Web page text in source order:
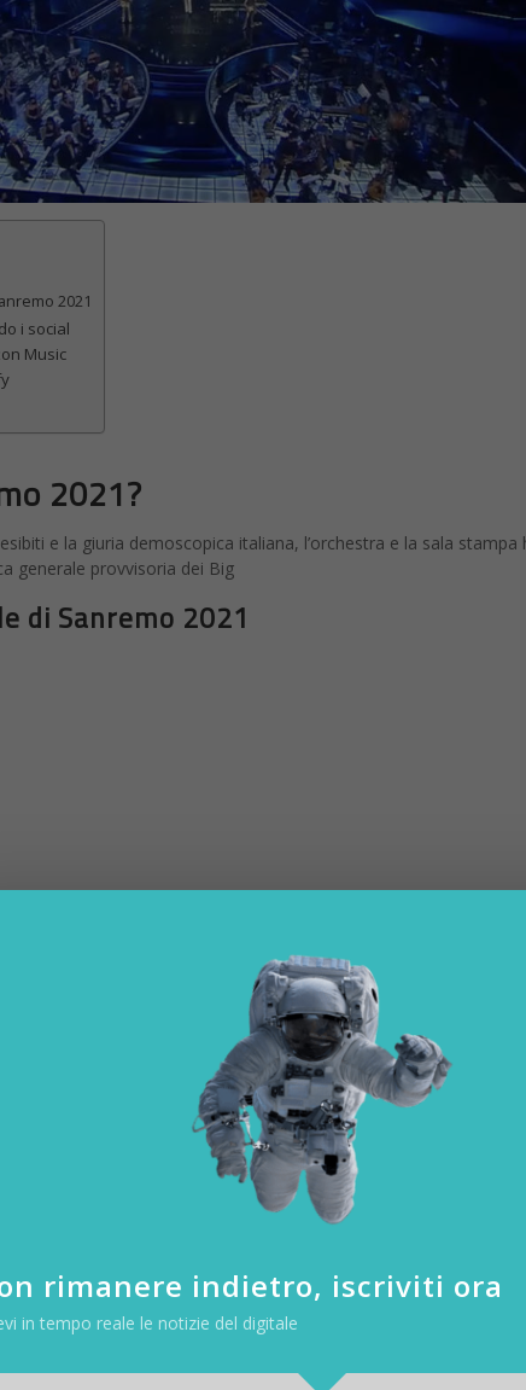
2021
i social
Music
2021?
e la giuria demoscopica italiana, l’orchestra e la sala stampa
generale provvisoria dei Big
di Sanremo 2021
10, manca solo il voto del pubblico, il famoso televoto.
televoto?
2021 secondo i social
2021 si vede quali siano i cantanti più citati grazie all’analisi
questo modo, cioè misurando i cantanti più nominati in
se ci spingiamo ancora più in profondità con l’analisi dei social
con il maggior engagement sui social, ovvero i loro post sono
numero di like e repost, tanto che si collocano al 4° posto
Considerando che secondo quanto dichiarato da Amadeus
rimanere indietro, iscriviti ora
in tempo reale le notizie del digitale